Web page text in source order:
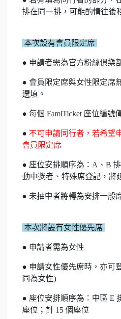
排在同一排，可能酌情往後
本次設有會員限定席
● 申請者需為官方粉絲俱樂
● 會員限定席與女性限定席
選填。
● 每個 FamiTicket 座位編號
● 不可申請同行者，若希望
會員限定席
● 座位安排順序為：A、B
動中獎者、特殊席登記，將
● 未抽中者將轉為安排一般
本次將設有女性優先席
● 申請者需為女性
● 申請女性優先席時，亦可
同為女性)
● 座位安排順序為：中區 E
座位；計 15 個座位